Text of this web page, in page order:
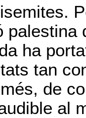
palestina
ha
tan
de
al